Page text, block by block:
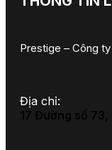
Prestige – Công
Địa chỉ:
17 Đường số 73,